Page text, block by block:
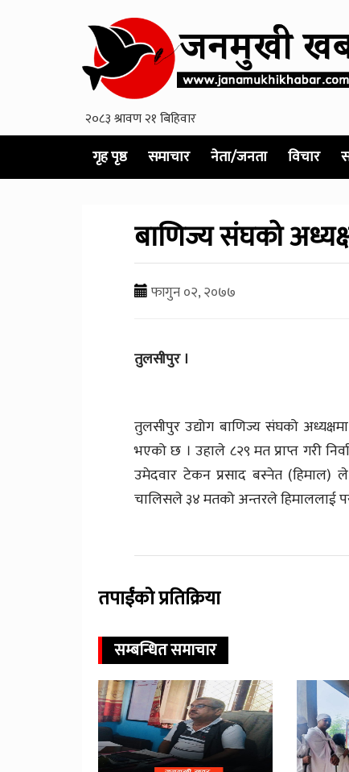
गृह पृष्ठ समाचार नेता/जनता विचार
बाणिज्य संघको
फागुन ०२, २०७७
तुलसीपुर ।
तुलसीपुर उद्योग बाणिज्य संघको
भएको छ । उहाले ८२९ मत प्राप्त गरी
उमेदवार टेकन प्रसाद बस्नेत (हिमाल)
चालिसले ३४ मतको अन्तरले हिमाललाई
तपाईंको प्रतिक्रिया
सम्बन्धित समाचार